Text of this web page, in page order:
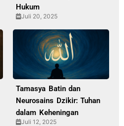
Hukum
Juli 20, 2025
Tamasya Batin dan
Neurosains Dzikir: Tuhan
dalam Keheningan
Juli 12, 2025